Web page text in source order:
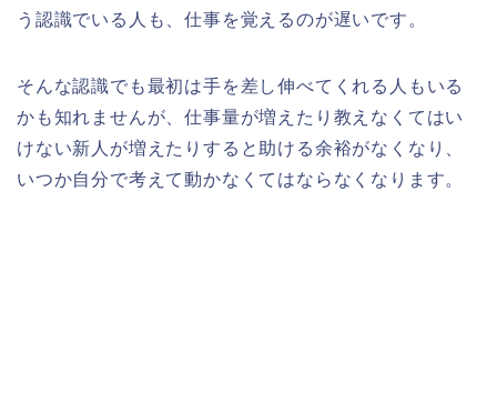
う認識でいる人も、仕事を覚えるのが遅いです。
そんな認識でも最初は手を差し伸べてくれる人もいる
かも知れませんが、仕事量が増えたり教えなくてはい
けない新人が増えたりすると助ける余裕がなくなり、
いつか自分で考えて動かなくてはならなくなります。